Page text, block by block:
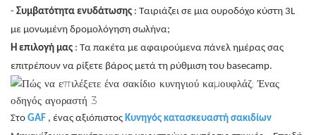
- Συμβατότητα ενυδάτωσης : Ταιριάζει σε μια ουροδόχο κύστη 3L
με μονωμένη δρομολόγηση σωλήνα;
Η επιλογή μας : Τα πακέτα με αφαιρούμενα πάνελ ημέρας σας
επιτρέπουν να ρίξετε βάρος μετά τη ρύθμιση του basecamp.
Στο GAF , ένας αξιόπιστος Κυνηγός κατασκευαστή σακιδίων